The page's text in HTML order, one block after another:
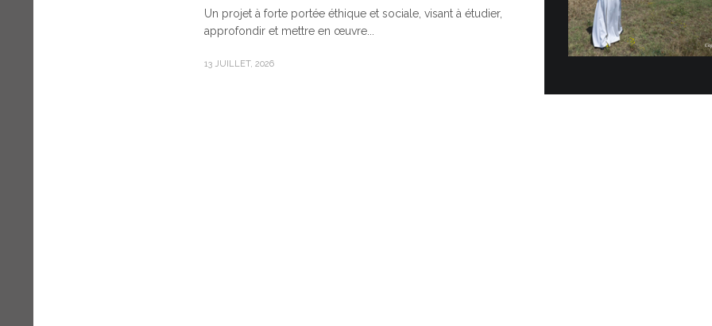
Un projet à forte portée éthique et sociale, visant à étudier,
approfondir et mettre en œuvre...
13 JUILLET, 2026
Topo…
POUR
Vingt